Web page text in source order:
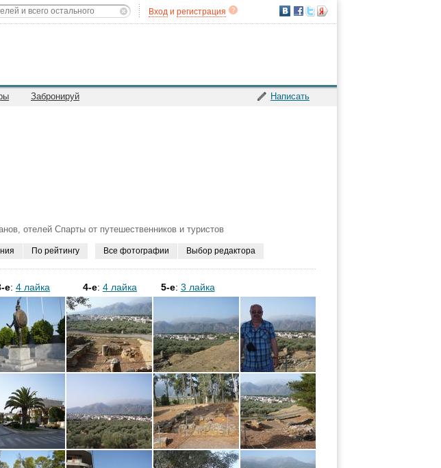
Вход и регистрация
Написать
Забронируй
отелей Спарты от путешественников и туристов
По рейтингу Все фотографии Выбор редактора
е: 4 лайка 4-е: 4 лайка 5-е: 3 лайка